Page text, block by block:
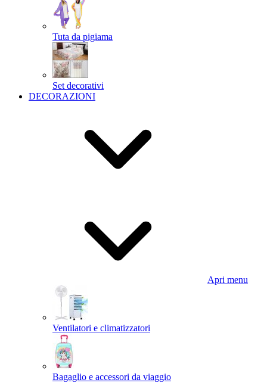
Tuta da pigiama
Set decorativi
DECORAZIONI
Apri menu
Ventilatori e climatizzatori
Bagaglio e accessori da viaggio